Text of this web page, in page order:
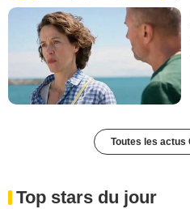
Toutes les actus
Top stars du jour